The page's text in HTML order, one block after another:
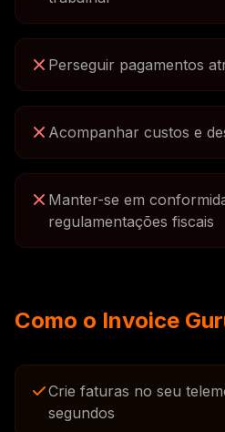
Perseguir pagamentos
Acompanhar custos e
Manter-se em
regulamentações fiscais
Como o Invoice
Crie faturas no seu
segundos